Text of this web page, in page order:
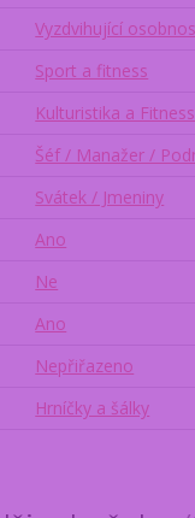
Vyzdvihující
Sport a fitness
Kulturistika a Fitness
Šéf / Manažer /
Svátek / Jmeniny
Ano
Ne
Ano
Nepřiřazeno
Hrníčky a šálky